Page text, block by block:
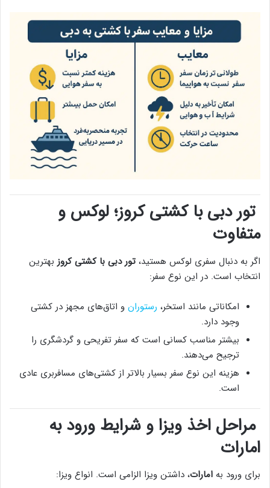
تور دبی با کشتی کروز؛ لوکس و
متفاوت
اگر به دنبال سفری لوکس هستید، تور دبی با کشتی کروز بهترین
انتخاب است. در این نوع سفر:
امکاناتی مانند استخر، رستوران و اتاق‌های مجهز در کشتی
وجود دارد.
بیشتر مناسب کسانی است که سفر تفریحی و گردشگری را
ترجیح می‌دهند.
هزینه این نوع سفر بسیار بالاتر از کشتی‌های مسافربری عادی
است.
مراحل اخذ ویزا و شرایط ورود به
امارات
برای ورود به امارات، داشتن ویزا الزامی است. انواع ویزا: